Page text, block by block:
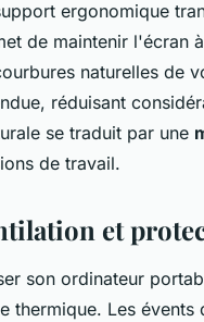
ergonomique
de maintenir l'écran
naturelles de
réduisant
se traduit par une
de travail.
et
son ordinateur
thermique. Les